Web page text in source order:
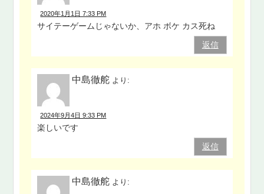
2020年1月1日 7:33 PM
サイテーゲームじゃないか、アホ ボケ カス死ね
返信
中島徹舵 より:
2024年9月4日 9:33 PM
楽しいです
返信
中島徹舵 より: